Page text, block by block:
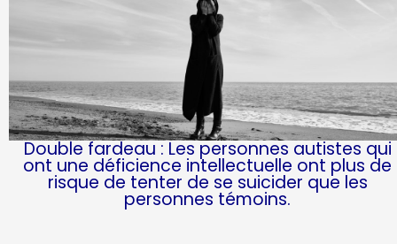
Double fardeau : Les personnes autistes qui
ont une déficience intellectuelle ont plus de
risque de tenter de se suicider que les
personnes témoins.